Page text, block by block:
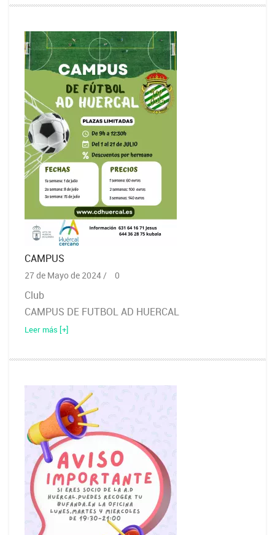
CAMPUS
27 de Mayo de 2024 / 0
Club
CAMPUS DE FUTBOL AD HUERCAL
Leer más [+]